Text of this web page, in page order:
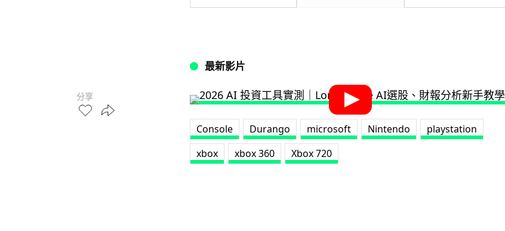
分享
最新影片
Console Durango microsoft Nintendo
playstation
xbox
xbox 360 Xbox 720